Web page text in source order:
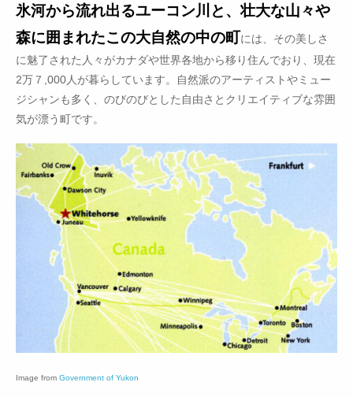
氷河から流れ出るユーコン川と、壮大な山々や
森に囲まれたこの大自然の中の町には、その美しさ
に魅了された人々がカナダや世界各地から移り住んでおり、現在
2万７,000人が暮らしています。自然派のアーティストやミュー
ジシャンも多く、のびのびとした自由さとクリエイティブな雰囲
気が漂う町です。
Image from Government of Yukon